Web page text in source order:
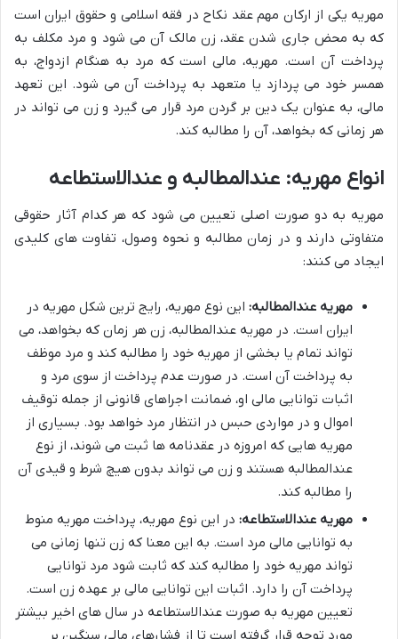
مهریه یکی از ارکان مهم عقد نکاح در فقه اسلامی و حقوق ایران است
که به محض جاری شدن عقد، زن مالک آن می شود و مرد مکلف به
پرداخت آن است. مهریه، مالی است که مرد به هنگام ازدواج، به
همسر خود می پردازد یا متعهد به پرداخت آن می شود. این تعهد
مالی، به عنوان یک دین بر گردن مرد قرار می گیرد و زن می تواند در
هر زمانی که بخواهد، آن را مطالبه کند.
انواع مهریه: عندالمطالبه و عندالاستطاعه
مهریه به دو صورت اصلی تعیین می شود که هر کدام آثار حقوقی
متفاوتی دارند و در زمان مطالبه و نحوه وصول، تفاوت های کلیدی
ایجاد می کنند:
مهریه عندالمطالبه: این نوع مهریه، رایج ترین شکل مهریه در
ایران است. در مهریه عندالمطالبه، زن هر زمان که بخواهد، می
تواند تمام یا بخشی از مهریه خود را مطالبه کند و مرد موظف
به پرداخت آن است. در صورت عدم پرداخت از سوی مرد و
اثبات توانایی مالی او، ضمانت اجراهای قانونی از جمله توقیف
اموال و در مواردی حبس در انتظار مرد خواهد بود. بسیاری از
مهریه هایی که امروزه در عقدنامه ها ثبت می شوند، از نوع
عندالمطالبه هستند و زن می تواند بدون هیچ شرط و قیدی آن
را مطالبه کند.
مهریه عندالاستطاعه: در این نوع مهریه، پرداخت مهریه منوط
به توانایی مالی مرد است. به این معنا که زن تنها زمانی می
تواند مهریه خود را مطالبه کند که ثابت شود مرد توانایی
پرداخت آن را دارد. اثبات این توانایی مالی بر عهده زن است.
تعیین مهریه به صورت عندالاستطاعه در سال های اخیر بیشتر
مورد توجه قرار گرفته است تا از فشارهای مالی سنگین بر